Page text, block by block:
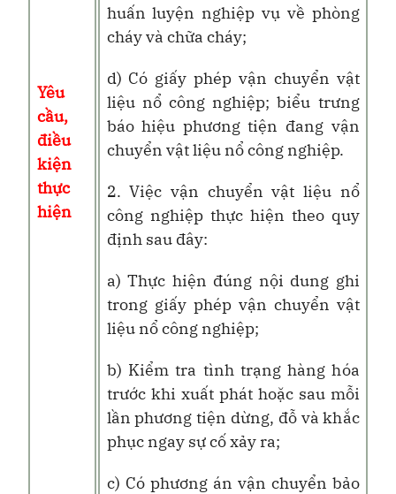
Yêu
cầu,
điều
kiện
thực
hiện
huấn luyện nghiệp vụ về phòng
cháy và chữa cháy;
d) Có giấy phép vận chuyển vật
liệu nổ công nghiệp; biểu trưng
báo hiệu phương tiện đang vận
chuyển vật liệu nổ công nghiệp.
2. Việc vận chuyển vật liệu nổ
công nghiệp thực hiện theo quy
định sau đây:
a) Thực hiện đúng nội dung ghi
trong giấy phép vận chuyển vật
liệu nổ công nghiệp;
b) Kiểm tra tình trạng hàng hóa
trước khi xuất phát hoặc sau mỗi
lần phương tiện dừng, đỗ và khắc
phục ngay sự cố xảy ra;
c) Có phương án vận chuyển bảo